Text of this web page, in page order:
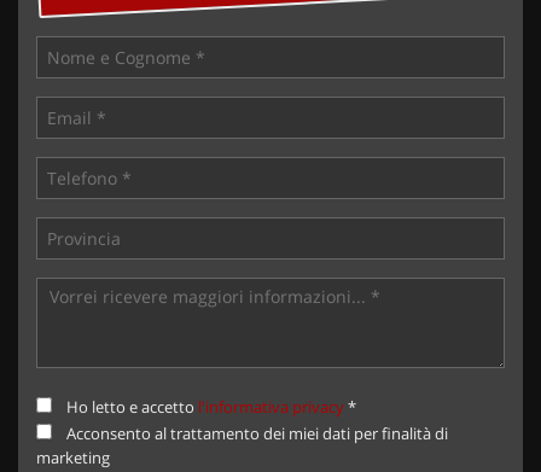
Ho letto e accetto l'informativa privacy*
Acconsento al trattamento dei miei dati per finalità di
marketing